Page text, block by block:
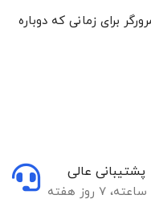
برای زمانی که دوباره
پشتیبانی عالی